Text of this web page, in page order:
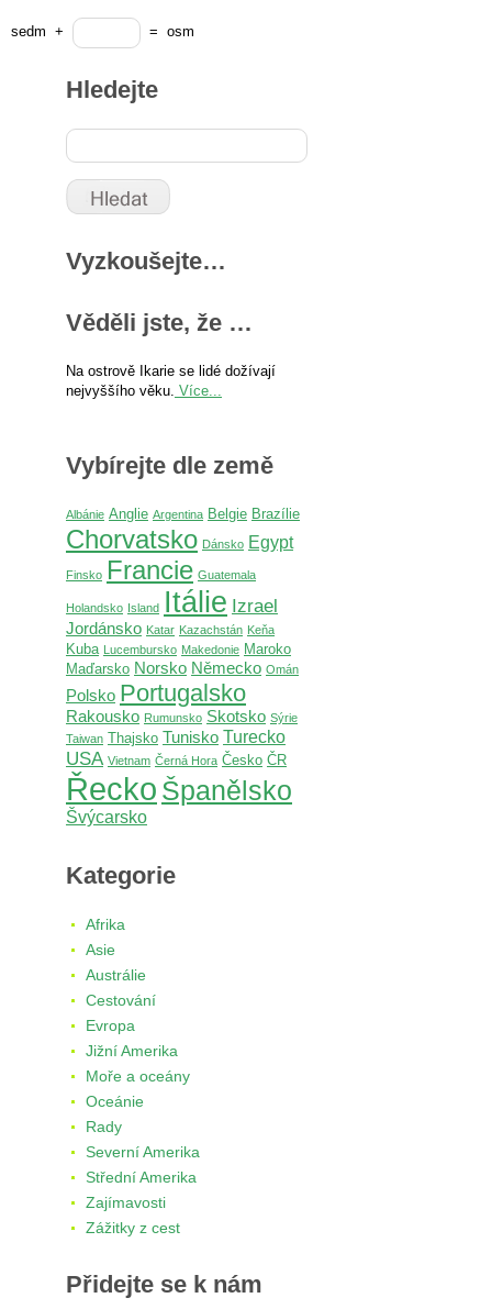
sedm + = osm
Hledejte
Vyzkoušejte…
Věděli jste, že …
Na ostrově Ikarie se lidé dožívají
nejvyššího věku. Více...
Vybírejte dle země
Albánie Anglie Argentina Belgie Brazílie
Chorvatsko Dánsko Egypt
Finsko Francie Guatemala
Holandsko Island Itálie Izrael
Jordánsko Katar Kazachstán Keňa
Kuba Lucembursko Makedonie Maroko
Maďarsko Norsko Německo Omán
Polsko Portugalsko
Rakousko Rumunsko Skotsko Sýrie
Taiwan Thajsko Tunisko Turecko
USA Vietnam Černá Hora Česko ČR
Řecko Španělsko
Švýcarsko
Kategorie
Afrika
Asie
Austrálie
Cestování
Evropa
Jižní Amerika
Moře a oceány
Oceánie
Rady
Severní Amerika
Střední Amerika
Zajímavosti
Zážitky z cest
Přidejte se k nám